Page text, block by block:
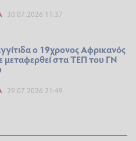
30.07.2026 11:37
ο 19χρονος Αφρικανός
μεταφερθεί στα ΤΕΠ του ΓΝ
29.07.2026 21:49